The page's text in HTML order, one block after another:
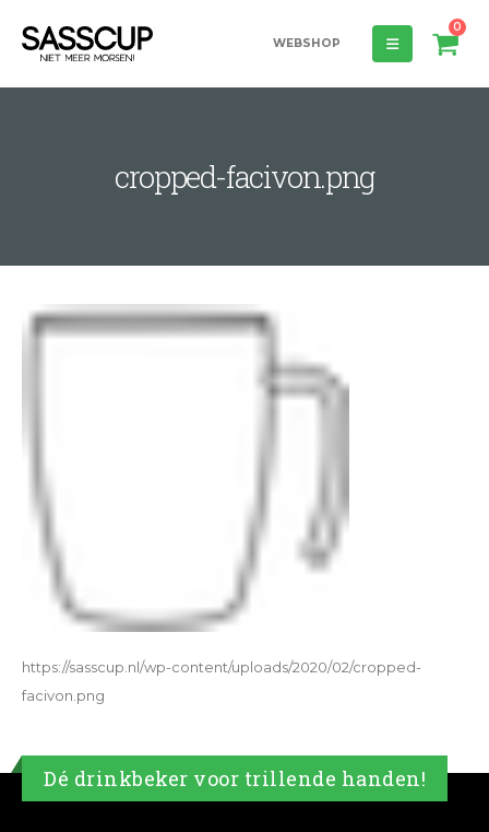
WEBSHOP
0
cropped-facivon.png
https://sasscup.nl/wp-content/uploads/2020/02/cropped-
facivon.png
Dé drinkbeker voor trillende handen!